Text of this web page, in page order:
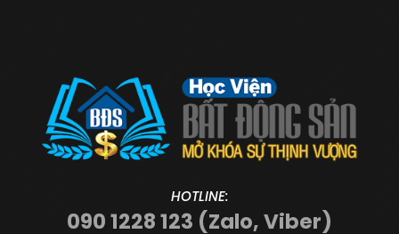
HOTLINE:
090 1228 123 (Zalo, Viber)